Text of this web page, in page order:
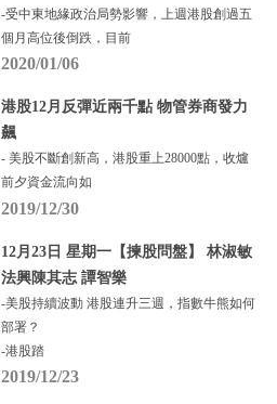
-受中東地緣政治局勢影響，上週港股創過五
個月高位後倒跌，目前
2020/01/06
港股12月反彈近兩千點 物管券商發力
飆
- 美股不斷創新高，港股重上28000點，收爐
前夕資金流向如
2019/12/30
12月23日 星期一【揀股問盤】 林淑敏
法興陳其志 譚智樂
-美股持續波動 港股連升三週，指數牛熊如何
部署？
-港股踏
2019/12/23